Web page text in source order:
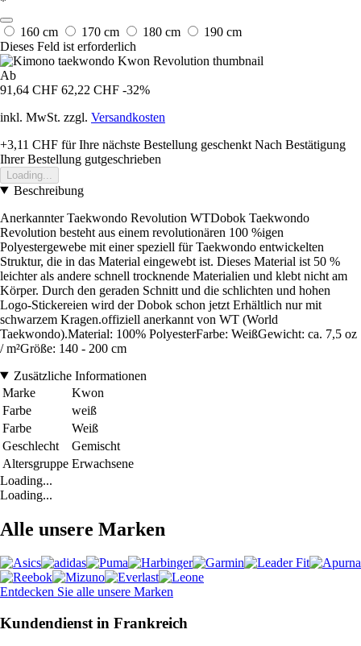
160 cm 170 cm 180 cm
190 cm
Dieses Feld ist erforderlich
Ab
91,64 CHF 62,22 CHF -32%
inkl. MwSt. zzgl. Versandkosten
+3,11 CHF für Ihre nächste Bestellung geschenkt Nach Bestätigung
Ihrer Bestellung gutgeschrieben
Loading...
Beschreibung
Anerkannter Taekwondo Revolution WTDobok Taekwondo
Revolution besteht aus einem revolutionären 100 %igen
Polyestergewebe mit einer speziell für Taekwondo entwickelten
Struktur, die in das Material eingewebt ist. Dieses Material ist 50 %
leichter als andere schnell trocknende Materialien und klebt nicht am
Körper. Durch den geraden Schnitt und die schlichten und hohen
Logo-Stickereien wird der Dobok schon jetzt Erhältlich nur mit
schwarzem Kragen.offiziell anerkannt von WT (World
Taekwondo).Material: 100% PolyesterFarbe: WeißGewicht: ca. 7,5 oz
/ m²Größe: 140 - 200 cm
Zusätzliche Informationen
Marke
Kwon
Farbe
weiß
Farbe
Weiß
Geschlecht
Gemischt
Altersgruppe Erwachsene
Loading...
Loading...
Alle unsere Marken
Entdecken Sie alle unsere Marken
Kundendienst in Frankreich